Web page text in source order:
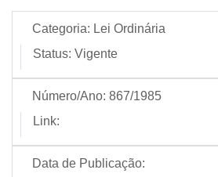
Categoria: Lei Ordinária
Status: Vigente
Número/Ano: 867/1985
Link:
Data de Publicação: